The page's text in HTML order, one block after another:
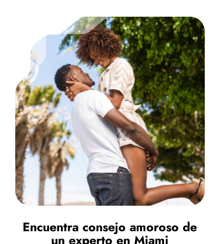
Encuentra consejo amoroso de
un experto en Miami